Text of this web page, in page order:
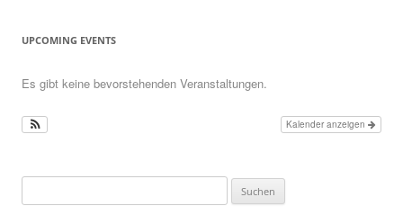
UPCOMING EVENTS
Es gibt keine bevorstehenden Veranstaltungen.
Kalender anzeigen
nach: